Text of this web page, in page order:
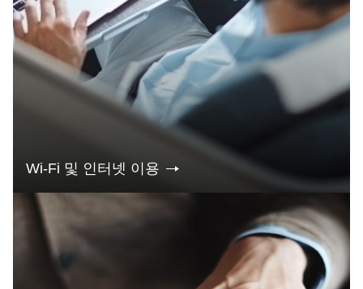
Wi-Fi 및 인터넷 이용